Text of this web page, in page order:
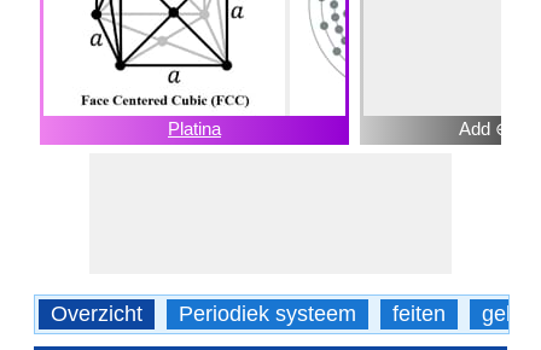
Platina Add ⊕
Overzicht Periodiek systeem feiten